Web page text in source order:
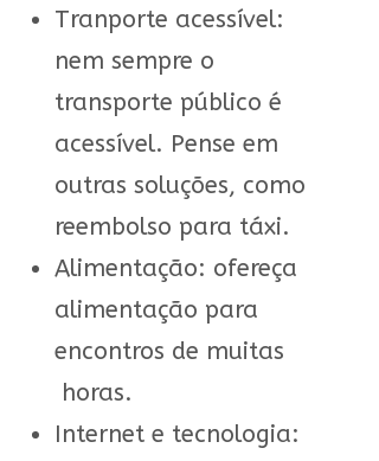
Tranporte acessível:
nem sempre o
transporte público é
acessível. Pense em
outras soluções, como
reembolso para táxi.
Alimentação: ofereça
alimentação para
encontros de muitas
horas.
Internet e tecnologia: